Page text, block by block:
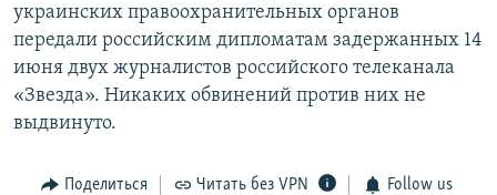
украинских правоохранительных органов
передали российским дипломатам задержанных 14
июня двух журналистов российского телеканала
«Звезда». Никаких обвинений против них не
выдвинуто.
Поделиться Читать без VPN Follow us